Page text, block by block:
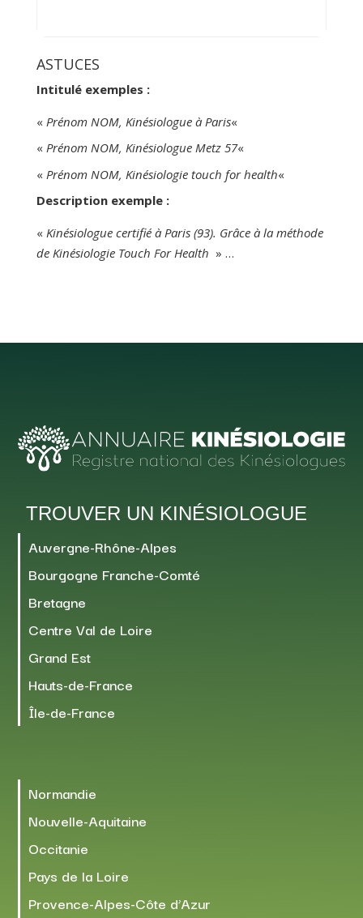
de sommeil, burn-out, hypersensibilité,
de Mary Poppins ✨👜 des outils
pédagogiques d’équilibrations
adaptées
ASTUCES
Intitulé exemples :
« Prénom NOM, Kinésiologue à Paris«
« Prénom NOM, Kinésiologue Metz 57«
« Prénom NOM, Kinésiologie touch for health«
Description exemple :
« Kinésiologue certifié à Paris (93). Grâce à la méthode
de Kinésiologie Touch For Health » …
TROUVER UN KINÉSIOLOGUE
Auvergne-Rhône-Alpes
Bourgogne Franche-Comté
Bretagne
Centre Val de Loire
Grand Est
Hauts-de-France
Île-de-France
Normandie
Nouvelle-Aquitaine
Occitanie
Pays de la Loire
Provence-Alpes-Côte d’Azur